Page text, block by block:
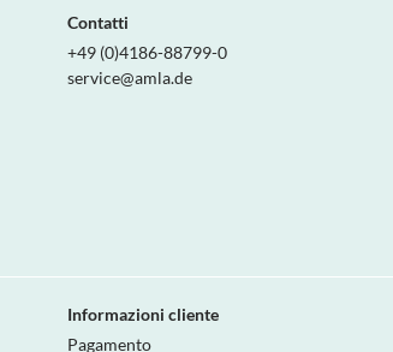
Contatti
+49 (0)4186-88799-0
service@amla.de
Informazioni cliente
Pagamento